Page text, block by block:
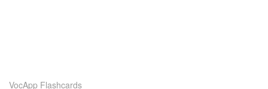
VocApp Flashcards